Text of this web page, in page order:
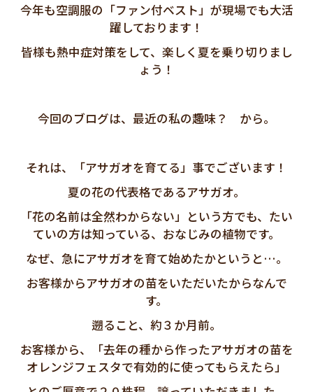
今年も空調服の「ファン付ベスト」が現場でも大活
躍しております！
皆様も熱中症対策をして、楽しく夏を乗り切りまし
ょう！
今回のブログは、最近の私の趣味？ から。
それは、「アサガオを育てる」事でございます！
夏の花の代表格であるアサガオ。
「花の名前は全然わからない」という方でも、たい
ていの方は知っている、おなじみの植物です。
なぜ、急にアサガオを育て始めたかというと…。
お客様からアサガオの苗をいただいたからなんで
す。
遡ること、約３か月前。
お客様から、「去年の種から作ったアサガオの苗を
オレンジフェスタで有効的に使ってもらえたら」